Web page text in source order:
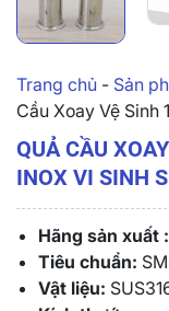
Trang chủ - Sản
Cầu Xoay Vệ Sinh
QUẢ CẦU
INOX VI SINH
Hãng sản xuất :
Tiêu chuẩn:
Vật liệu: